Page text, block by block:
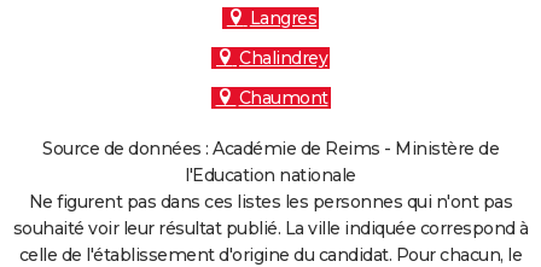
Langres
Chalindrey
Chaumont
Source de données : Académie de Reims - Ministère de
l'Education nationale
Ne figurent pas dans ces listes les personnes qui n'ont pas
souhaité voir leur résultat publié. La ville indiquée correspond à
celle de l'établissement d'origine du candidat. Pour chacun, le